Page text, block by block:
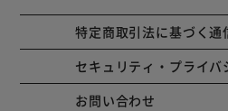
特定商取引法に基づく通
セキュリティ・プライバ
お問い合わせ